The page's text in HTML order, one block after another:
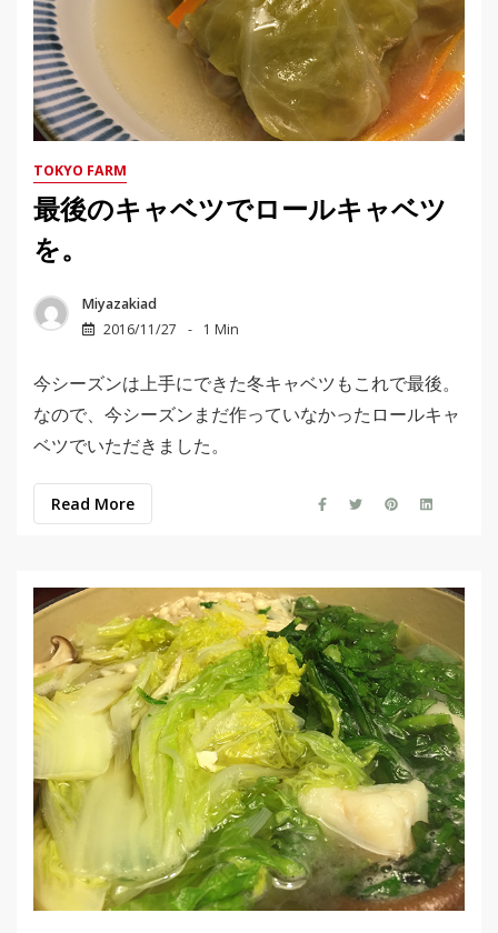
TOKYO FARM
最後のキャベツでロールキャベツ
を。
Miyazakiad
2016/11/27
1 Min
今シーズンは上手にできた冬キャベツもこれで最後。
なので、今シーズンまだ作っていなかったロールキャ
ベツでいただきました。
Read More